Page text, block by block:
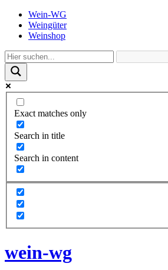
Wein-WG
Weingüter
Weinshop
Exact matches only
Search in title
Search in content
wein-wg